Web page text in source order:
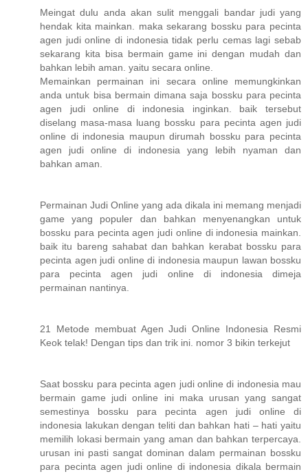
Meingat dulu anda akan sulit menggali bandar judi yang
hendak kita mainkan. maka sekarang bossku para pecinta
agen judi online di indonesia tidak perlu cemas lagi sebab
sekarang kita bisa bermain game ini dengan mudah dan
bahkan lebih aman. yaitu secara online.
Memainkan permainan ini secara online memungkinkan
anda untuk bisa bermain dimana saja bossku para pecinta
agen judi online di indonesia inginkan. baik tersebut
diselang masa-masa luang bossku para pecinta agen judi
online di indonesia maupun dirumah bossku para pecinta
agen judi online di indonesia yang lebih nyaman dan
bahkan aman.
Permainan Judi Online yang ada dikala ini memang menjadi
game yang populer dan bahkan menyenangkan untuk
bossku para pecinta agen judi online di indonesia mainkan.
baik itu bareng sahabat dan bahkan kerabat bossku para
pecinta agen judi online di indonesia maupun lawan bossku
para pecinta agen judi online di indonesia dimeja
permainan nantinya.
21 Metode membuat Agen Judi Online Indonesia Resmi
Keok telak! Dengan tips dan trik ini. nomor 3 bikin terkejut
Saat bossku para pecinta agen judi online di indonesia mau
bermain game judi online ini maka urusan yang sangat
semestinya bossku para pecinta agen judi online di
indonesia lakukan dengan teliti dan bahkan hati – hati yaitu
memilih lokasi bermain yang aman dan bahkan terpercaya.
urusan ini pasti sangat dominan dalam permainan bossku
para pecinta agen judi online di indonesia dikala bermain